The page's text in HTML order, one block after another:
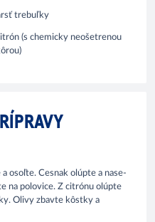
trebuľky
(s chemicky neošetrenou
osoľte. Cesnak olúpte a nase-
na polovice. Z citrónu olúpte
Olivy zbavte kôstky a